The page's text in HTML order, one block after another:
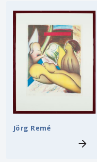
Jörg Remé